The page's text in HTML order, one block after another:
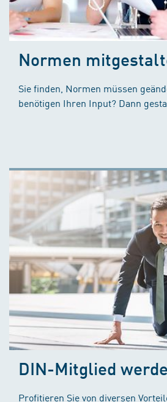
Normen
Sie finden, Normen müssen
benötigen Ihren Input? Dann
DIN-Mitglied
Profitieren Sie von diversen